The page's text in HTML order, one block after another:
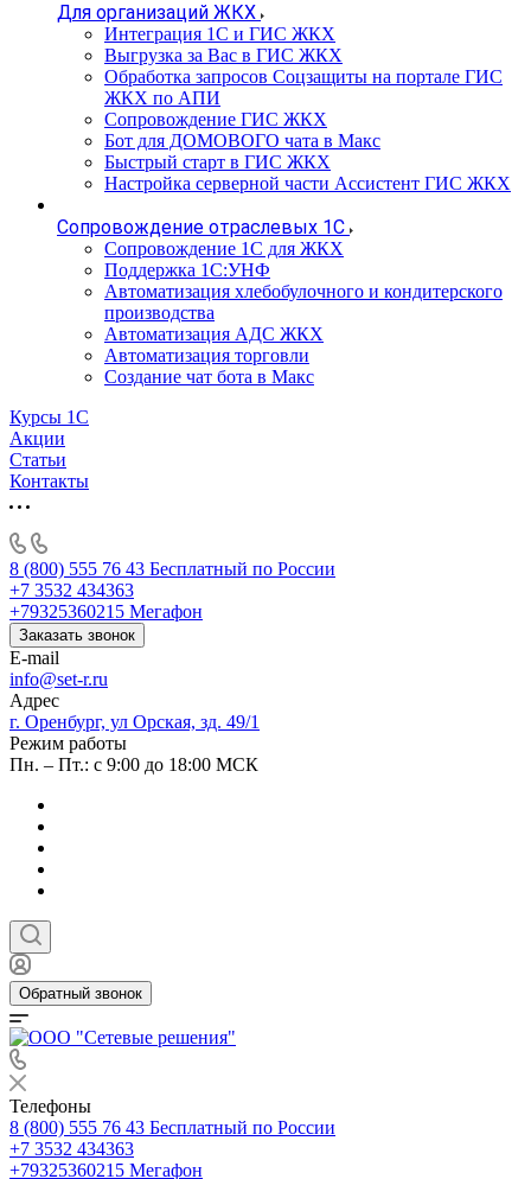
Для организаций ЖКХ
Интеграция 1С и ГИС ЖКХ
Выгрузка за Вас в ГИС ЖКХ
Обработка запросов Соцзащиты на портале ГИС
ЖКХ по АПИ
Сопровождение ГИС ЖКХ
Бот для ДОМОВОГО чата в Макс
Быстрый старт в ГИС ЖКХ
Настройка серверной части Ассистент ГИС ЖКХ
Сопровождение отраслевых 1С
Сопровождение 1С для ЖКХ
Поддержка 1С:УНФ
Автоматизация хлебобулочного и кондитерского
производства
Автоматизация АДС ЖКХ
Автоматизация торговли
Создание чат бота в Макс
Курсы 1С
Акции
Статьи
Контакты
8 (800) 555 76 43 Бесплатный по России
+7 3532 434363
+79325360215 Мегафон
Заказать звонок
E-mail
info@set-r.ru
Адрес
г. Оренбург, ул Орская, зд. 49/1
Режим работы
Пн. – Пт.: с 9:00 до 18:00 МСК
Обратный звонок
Телефоны
8 (800) 555 76 43 Бесплатный по России
+7 3532 434363
+79325360215 Мегафон